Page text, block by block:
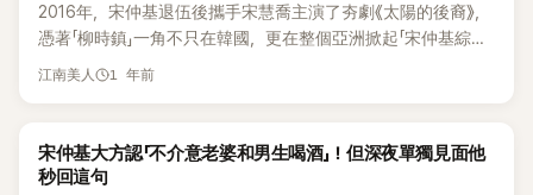
隨時香花不斷，羨煞粉絲。 宋仲基目前正出演新劇《我的青
春》，飾演經營花店的花藝師「鮮于海」。他笑說，因為角色關
係，自己跟著專業花藝師學了不少知識，比以前更懂得關於花
的知識，意外培養出對花草的興趣。 宋仲基透露：「老師帶我去
買到漂亮的花，更棒的是能感受到滿滿的人情味。」他還補充，
就算不是工作需要，他私下也會自己跑去逛，結果變成家裡幾
2016年，宋仲基退伍後攜手宋慧喬主演了夯劇《太陽的後裔》，
憑著「柳時鎮」一角不只在韓國，更在整個亞洲掀起「宋仲基綜合
症」，一舉躍升頂級韓流男神。時隔9年，他再度挑戰浪漫愛情
度慘淡。 根據 Nielsen Korea 收視調查，《我的青春》第3集全
國收視率僅有 2.2%，第4集稍微拉升到 2.4%，不過相比首週
江南美人 1 年前
K-POP
宋仲基大方認「不介意老婆和男生喝酒」！但深夜單獨見面他
秒回這句